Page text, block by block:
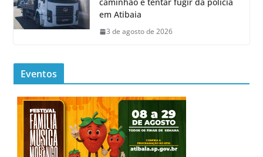
em Atibaia
3 de agosto de 2026
Eventos